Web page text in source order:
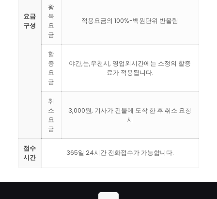
요금
구성
왕
복
요
금
적용요금의 100%-백원단위 반올림
할
증
요
금
야간,눈,우천시, 영업외시간에는 소정의 할증
료가 적용됩니다.
취
소
요
금
3,000원, 기사가 건물에 도착 한 후 취소 요청
시
접수
시간
365일 24시간 전화접수가 가능합니다.